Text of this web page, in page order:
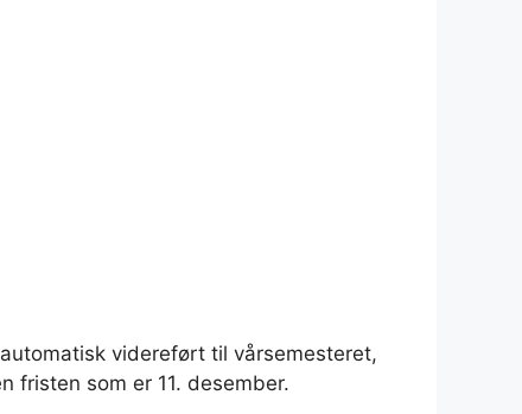
videreført til vårsemesteret,
fristen som er 11. desember.